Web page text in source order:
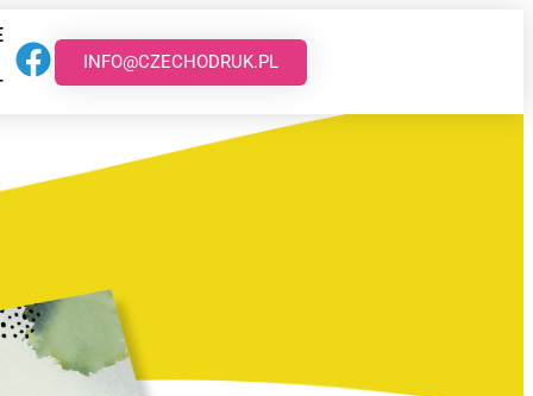
INFO@CZECHODRUK.PL